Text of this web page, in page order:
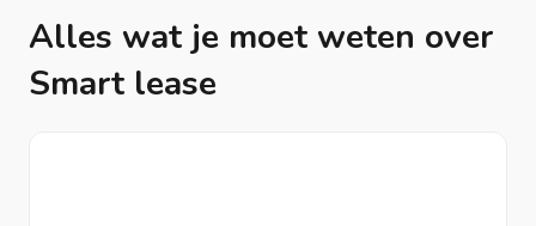
Alles wat je moet weten over
Smart lease